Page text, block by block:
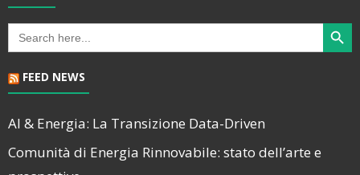
Search
for:
Search
FEED NEWS
AI & Energia: La Transizione Data-Driven
Comunità di Energia Rinnovabile: stato dell’arte e